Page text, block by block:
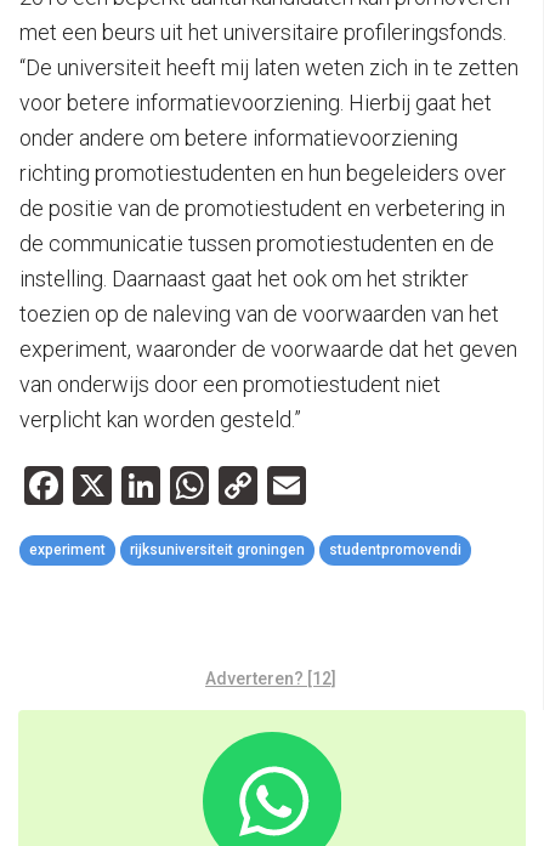
met een beurs uit het universitaire profileringsfonds.
“De universiteit heeft mij laten weten zich in te zetten
voor betere informatievoorziening. Hierbij gaat het
onder andere om betere informatievoorziening
richting promotiestudenten en hun begeleiders over
de positie van de promotiestudent en verbetering in
de communicatie tussen promotiestudenten en de
instelling. Daarnaast gaat het ook om het strikter
toezien op de naleving van de voorwaarden van het
experiment, waaronder de voorwaarde dat het geven
van onderwijs door een promotiestudent niet
verplicht kan worden gesteld.”
Facebook
X LinkedIn
WhatsApp
Copy
Link
experiment rijksuniversiteit groningen studentpromovendi
Adverteren? [12]